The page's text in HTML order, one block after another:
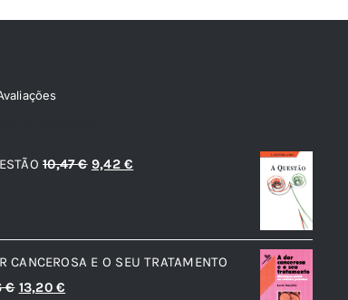
10,47€ O
era:
10,47 €.
9,42€
é:
9,42 €.
CANCEROSA E O SEU TRATAMENTO
€ O
13,20 €